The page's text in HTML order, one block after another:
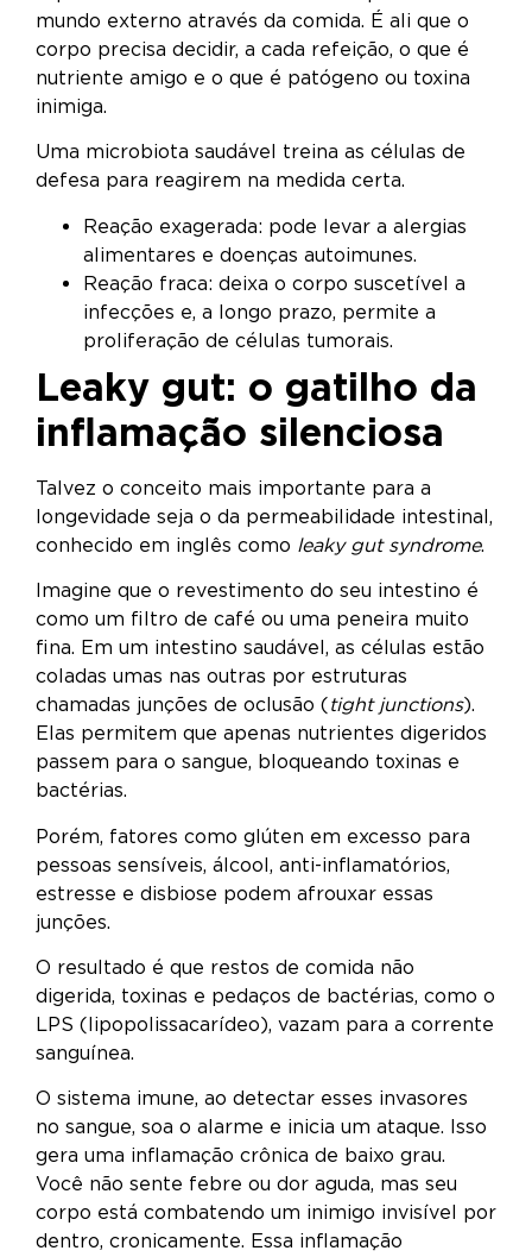
mundo externo através da comida. É ali que o
corpo precisa decidir, a cada refeição, o que é
nutriente amigo e o que é patógeno ou toxina
inimiga.
Uma microbiota saudável treina as células de
defesa para reagirem na medida certa.
Reação exagerada: pode levar a alergias
alimentares e doenças autoimunes.
Reação fraca: deixa o corpo suscetível a
infecções e, a longo prazo, permite a
proliferação de células tumorais.
Leaky gut: o gatilho da
inflamação silenciosa
Talvez o conceito mais importante para a
longevidade seja o da permeabilidade intestinal,
conhecido em inglês como leaky gut syndrome.
Imagine que o revestimento do seu intestino é
como um filtro de café ou uma peneira muito
fina. Em um intestino saudável, as células estão
coladas umas nas outras por estruturas
chamadas junções de oclusão (tight junctions).
Elas permitem que apenas nutrientes digeridos
passem para o sangue, bloqueando toxinas e
bactérias.
Porém, fatores como glúten em excesso para
pessoas sensíveis, álcool, anti-inflamatórios,
estresse e disbiose podem afrouxar essas
junções.
O resultado é que restos de comida não
digerida, toxinas e pedaços de bactérias, como o
LPS (lipopolissacarídeo), vazam para a corrente
sanguínea.
O sistema imune, ao detectar esses invasores
no sangue, soa o alarme e inicia um ataque. Isso
gera uma inflamação crônica de baixo grau.
Você não sente febre ou dor aguda, mas seu
corpo está combatendo um inimigo invisível por
dentro, cronicamente. Essa inflamação